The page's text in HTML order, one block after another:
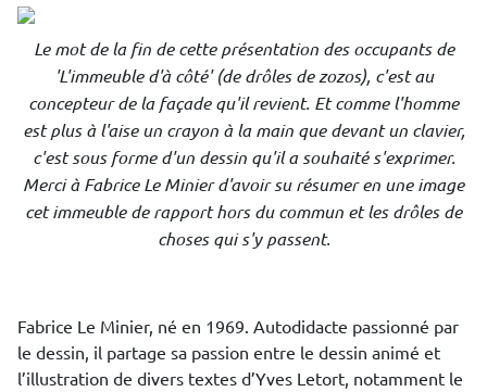
Le mot de la fin de cette présentation des occupants de
'L'immeuble d'à côté' (de drôles de zozos), c'est au
concepteur de la façade qu'il revient. Et comme l'homme
est plus à l'aise un crayon à la main que devant un clavier,
c'est sous forme d'un dessin qu'il a souhaité s'exprimer.
Merci à Fabrice Le Minier d'avoir su résumer en une image
cet immeuble de rapport hors du commun et les drôles de
choses qui s'y passent.
Fabrice Le Minier, né en 1969. Autodidacte passionné par
le dessin, il partage sa passion entre le dessin animé et
l’illustration de divers textes d’Yves Letort, notamment le